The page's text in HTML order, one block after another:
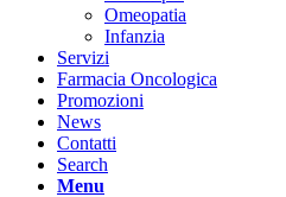
Omeopatia
Infanzia
Servizi
Farmacia Oncologica
Promozioni
News
Contatti
Search
Menu